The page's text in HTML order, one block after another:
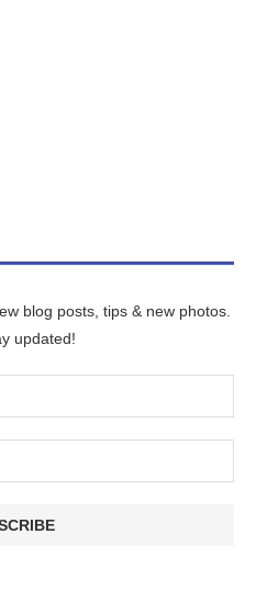
blog posts, tips & new photos.
updated!